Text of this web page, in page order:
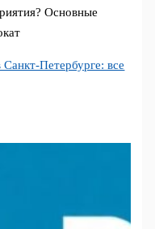
Основные
Петербурге: все